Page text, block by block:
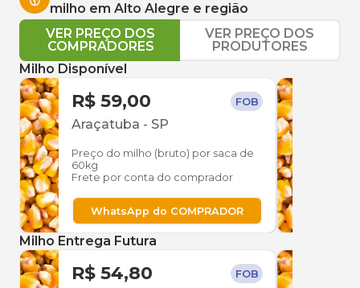
milho em Alto Alegre e região
VER PREÇO DOS
COMPRADORES
VER PREÇO DOS
PRODUTORES
Milho Disponível
R$ 59,00 FOB
Araçatuba - SP
Preço do milho (bruto) por saca de
60kg
Frete por conta do comprador
WhatsApp do COMPRADOR
Milho Entrega Futura
R$ 54,80 FOB